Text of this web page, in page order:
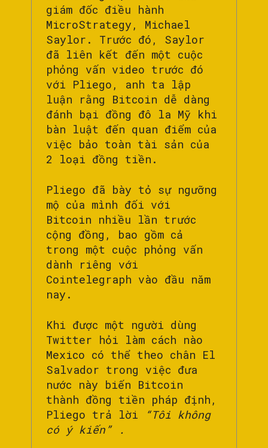
giám đốc điều hành
MicroStrategy, Michael
Saylor. Trước đó, Saylor
đã liên kết đến một cuộc
phỏng vấn video trước đó
với Pliego, anh ta lập
luận rằng Bitcoin dễ dàng
đánh bại đồng đô la Mỹ khi
bàn luật đến quan điểm của
việc bảo toàn tài sản của
2 loại đồng tiền.
Pliego đã bày tỏ sự ngưỡng
mộ của mình đối với
Bitcoin nhiều lần trước
cộng đồng, bao gồm cả
trong một cuộc phỏng vấn
dành riêng với
Cointelegraph vào đầu năm
nay.
Khi được một người dùng
Twitter hỏi làm cách nào
Mexico có thể theo chân El
Salvador trong việc đưa
nước này biến Bitcoin
thành đồng tiền pháp định,
Pliego trả lời
“Tôi không
có ý kiến” .